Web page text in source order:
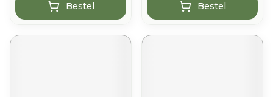
Bestel Bestel